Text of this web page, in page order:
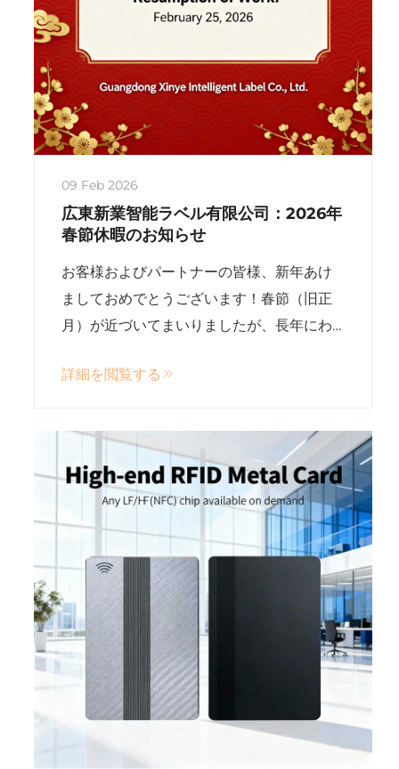
09 Feb 2026
広東新業智能ラベル有限公司：2026年
春節休暇のお知らせ
お客様およびパートナーの皆様、新年あけ
ましておめでとうございます！春節（旧正
月）が近づいてまいりましたが、長年にわ
Co., Ltd.への変わらぬご信頼とご支援に心よ
弊社は2020年も引き続きご愛顧を賜ります
ようお願い申し上げます。
詳細を閲覧する